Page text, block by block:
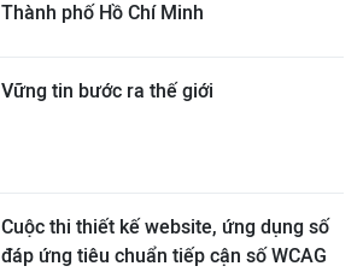
Thành phố Hồ Chí Minh
Vững tin bước ra thế giới
Cuộc thi thiết kế website, ứng dụng số
đáp ứng tiêu chuẩn tiếp cận số WCAG